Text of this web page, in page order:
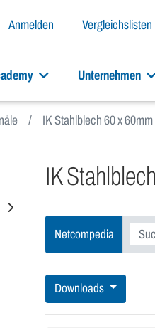
Anmelden Vergleichslisten
Unternehmen
IK Stahlblech 60 x 60mm
IK
Netcompedia
Downloads